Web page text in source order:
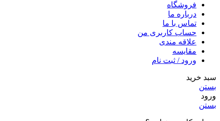
فروشگاه
درباره ما
تماس با ما
حساب کاربری من
علاقه مندی
مقايسه
ورود / ثبت نام
سبد خرید
بستن
ورود
بستن